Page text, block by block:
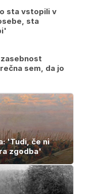
sta vstopili v
sta
sem, da jo
'Tudi, če ni
zgodba'